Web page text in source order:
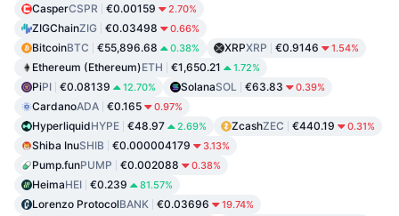
CasperCSPR €0.00159 2.70%
ZIGChainZIG €0.03498 0.66%
BitcoinBTC €55,896.68 0.38% XRPXRP €0.9146 1.54%
Ethereum (Ethereum)ETH €1,650.21 1.72%
PiPI €0.08139 12.70% SolanaSOL €63.83 0.39%
CardanoADA €0.165 0.97%
HyperliquidHYPE €48.97 2.69% ZcashZEC €440.19 0.31%
Shiba InuSHIB €0.000004179 3.13%
Pump.funPUMP €0.002088 0.38%
HeimaHEI €0.239 81.57%
Lorenzo ProtocolBANK €0.03696 19.74%